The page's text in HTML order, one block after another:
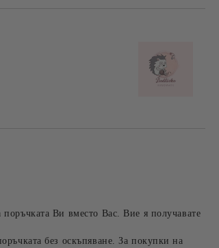
Ви вместо Вас. Вие я получавате
без оскъпяване. За покупки на